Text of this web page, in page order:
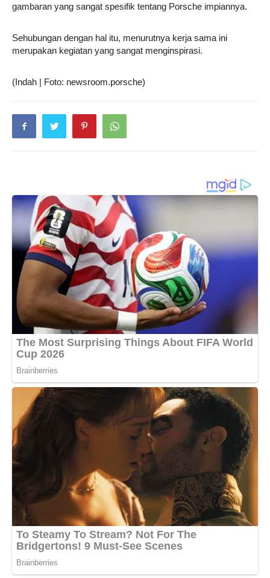
gambaran yang sangat spesifik tentang Porsche impiannya.
Sehubungan dengan hal itu, menurutnya kerja sama ini
merupakan kegiatan yang sangat menginspirasi.
(Indah | Foto: newsroom.porsche)